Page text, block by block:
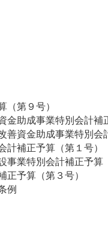
（第９号）
助成事業特別会計補
資金助成事業特別会
計補正予算（第１号）
業特別会計補正予算
正予算（第３号）
例